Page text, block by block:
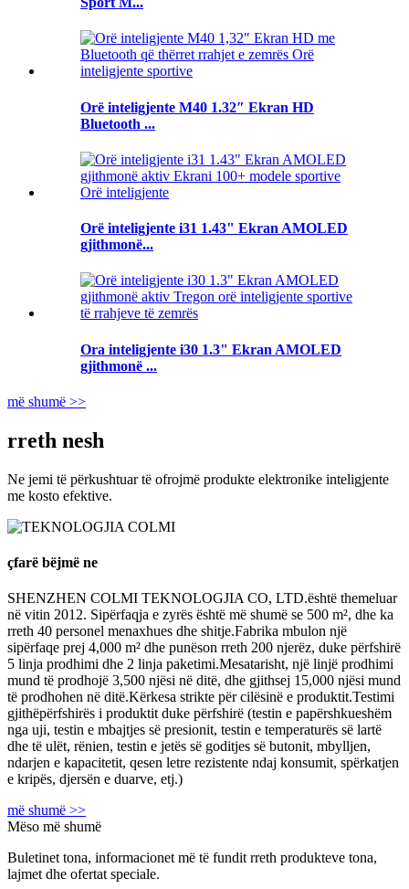
Orë inteligjente M40 1.32″ Ekran HD
Bluetooth ...
Orë inteligjente i31 1.43" Ekran AMOLED
gjithmonë...
Ora inteligjente i30 1.3" Ekran AMOLED
gjithmonë ...
më shumë >>
rreth nesh
Ne jemi të përkushtuar të ofrojmë produkte elektronike inteligjente
me kosto efektive.
çfarë bëjmë ne
SHENZHEN COLMI TEKNOLOGJIA CO, LTD.është themeluar
në vitin 2012. Sipërfaqja e zyrës është më shumë se 500 m², dhe ka
rreth 40 personel menaxhues dhe shitje.Fabrika mbulon një
sipërfaqe prej 4,000 m² dhe punëson rreth 200 njerëz, duke përfshirë
5 linja prodhimi dhe 2 linja paketimi.Mesatarisht, një linjë prodhimi
mund të prodhojë 3,500 njësi në ditë, dhe gjithsej 15,000 njësi mund
të prodhohen në ditë.Kërkesa strikte për cilësinë e produktit.Testimi
gjithëpërfshirës i produktit duke përfshirë (testin e papërshkueshëm
nga uji, testin e mbajtjes së presionit, testin e temperaturës së lartë
dhe të ulët, rënien, testin e jetës së goditjes së butonit, mbylljen,
ndarjen e kapacitetit, qesen letre rezistente ndaj konsumit, spërkatjen
e kripës, djersën e duarve, etj.)
më shumë >>
Mëso më shumë
Buletinet tona, informacionet më të fundit rreth produkteve tona,
lajmet dhe ofertat speciale.